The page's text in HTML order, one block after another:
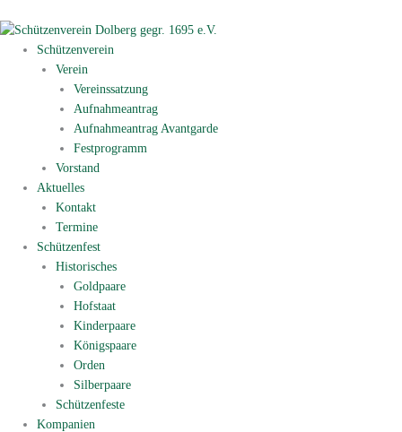
Inhalt
springenSchützenverein
Verein
Vereinssatzung
Aufnahmeantrag
Aufnahmeantrag Avantgarde
Festprogramm
Vorstand
Aktuelles
Kontakt
Termine
Schützenfest
Historisches
Goldpaare
Hofstaat
Kinderpaare
Königspaare
Orden
Silberpaare
Schützenfeste
Kompanien